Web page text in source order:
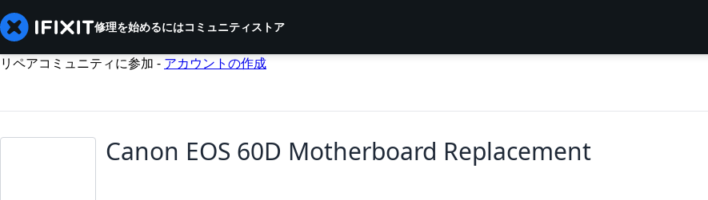
修理を始めるにはコミュニティストア
リペアコミュニティに参加 - アカウントの作成
Canon EOS 60D Motherboard Replacement